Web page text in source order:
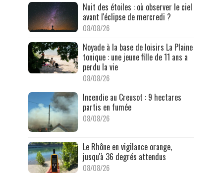
Nuit des étoiles : où observer le ciel
avant l'éclipse de mercredi ?
08/08/26
Noyade à la base de loisirs La Plaine
tonique : une jeune fille de 11 ans a
perdu la vie
08/08/26
Incendie au Creusot : 9 hectares
partis en fumée
08/08/26
Le Rhône en vigilance orange,
jusqu'à 36 degrés attendus
08/08/26